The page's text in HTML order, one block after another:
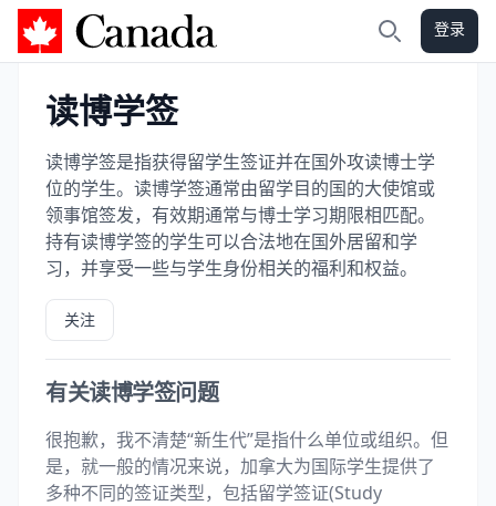
加拿大攻略 登录
读博学签
读博学签是指获得留学生签证并在国外攻读博士学
位的学生。读博学签通常由留学目的国的大使馆或
领事馆签发，有效期通常与博士学习期限相匹配。
持有读博学签的学生可以合法地在国外居留和学
习，并享受一些与学生身份相关的福利和权益。
关注
有关读博学签问题
很抱歉，我不清楚“新生代”是指什么单位或组织。但
是，就一般的情况来说，加拿大为国际学生提供了
多种不同的签证类型，包括留学签证(Study